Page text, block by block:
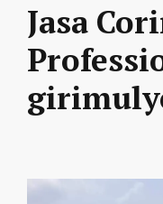
Jasa